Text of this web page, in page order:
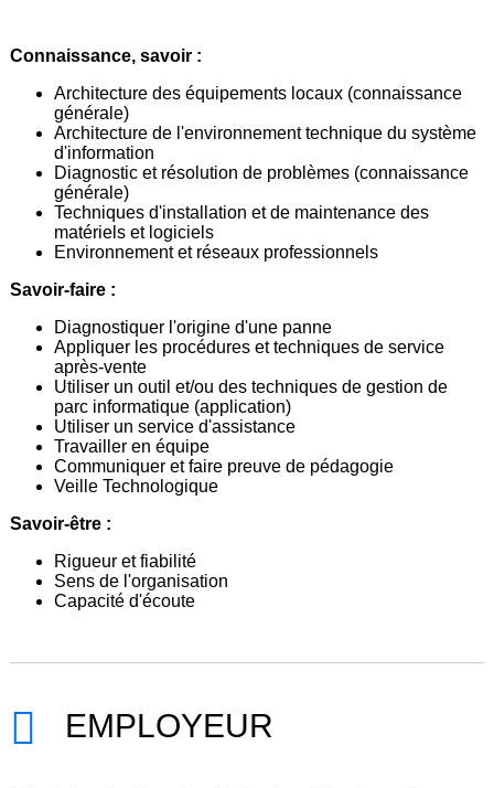
Connaissance, savoir :
Architecture des équipements locaux (connaissance
générale)
Architecture de l'environnement technique du système
d'information
Diagnostic et résolution de problèmes (connaissance
générale)
Techniques d'installation et de maintenance des
matériels et logiciels
Environnement et réseaux professionnels
Savoir-faire :
Diagnostiquer l'origine d'une panne
Appliquer les procédures et techniques de service
après-vente
Utiliser un outil et/ou des techniques de gestion de
parc informatique (application)
Utiliser un service d'assistance
Travailler en équipe
Communiquer et faire preuve de pédagogie
Veille Technologique
Savoir-être :
Rigueur et fiabilité
Sens de l'organisation
Capacité d'écoute
EMPLOYEUR